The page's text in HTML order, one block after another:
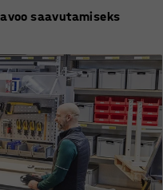
saavutamiseks